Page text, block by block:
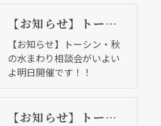
【お知らせ】トーシン・秋の水まわり相談会がいよいよ明日開催です！！
【お知らせ】トーシン・秋
の水まわり相談会がいよい
よ明日開催です！！
【お知らせ】トーシン・秋の水まわり相談会のお知らせ【続報】